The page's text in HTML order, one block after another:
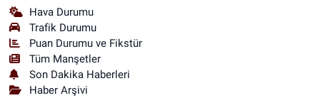
Hava Durumu
Trafik Durumu
Puan Durumu ve Fikstür
Tüm Manşetler
Son Dakika Haberleri
Haber Arşivi